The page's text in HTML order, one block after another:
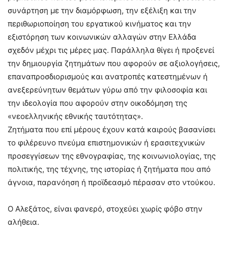
συνάρτηση με την διαμόρφωση, την εξέλιξη και την
περιθωριοποίηση του εργατικού κινήματος και την
εξιστόρηση των κοινωνικών αλλαγών στην Ελλάδα
σχεδόν μέχρι τις μέρες μας. Παράλληλα θίγει ή προξενεί
την δημιουργία ζητημάτων που αφορούν σε αξιολογήσεις,
επαναπροσδιορισμούς και ανατροπές κατεστημένων ή
ανεξερεύνητων θεμάτων γύρω από την φιλοσοφία και
την ιδεολογία που αφορούν στην οικοδόμηση της
«νεοελληνικής εθνικής ταυτότητας».
Ζητήματα που επί μέρους έχουν κατά καιρούς βασανίσει
το φιλέρευνο πνεύμα επιστημονικών ή ερασιτεχνικών
προσεγγίσεων της εθνογραφίας, της κοινωνιολογίας, της
πολιτικής, της τέχνης, της ιστορίας ή ζητήματα που από
άγνοια, παρανόηση ή προϊδεασμό πέρασαν στο ντούκου.
Ο Αλεξάτος, είναι φανερό, στοχεύει χωρίς φόβο στην
αλήθεια.